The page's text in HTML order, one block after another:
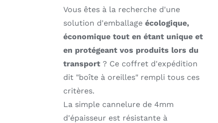
Vous êtes à la recherche d'une
solution d'emballageécologique,
économique tout en étant unique et
en protégeant vos produits lors du
transport ? Ce coffret d'expédition
dit "boîte à oreilles" rempli tous ces
critères.
La simple cannelure de 4mm
d'épaisseur est résistante à